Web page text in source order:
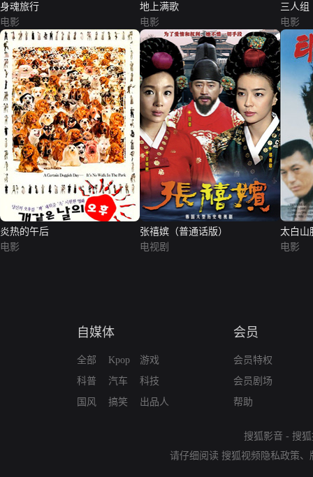
身魂旅行
电影
地上满歌
电影
三人组
电影
炎热的午后
电影
张禧嫔（普通话版）
电视剧
太白山
电影
自媒体
全部
科普
国风
Kpop
汽车
搞笑
游戏
科技
出品人
会员
会员特权
会员剧场
帮助
搜狐影音 - 搜
请仔细阅读 搜狐视频隐私政策、